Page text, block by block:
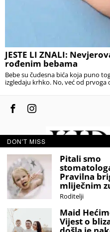
JESTE LI ZNALI:
rođenim bebama
Bebe su čudesna bića koja puno
izgledaju krhko. No, već od prvoga
© 2020 -
Sva prava zadržana.
Developed
DON'T MISS
Pitali smo
Pravilna
mliječnim
Roditelji
Maid
Vijest o